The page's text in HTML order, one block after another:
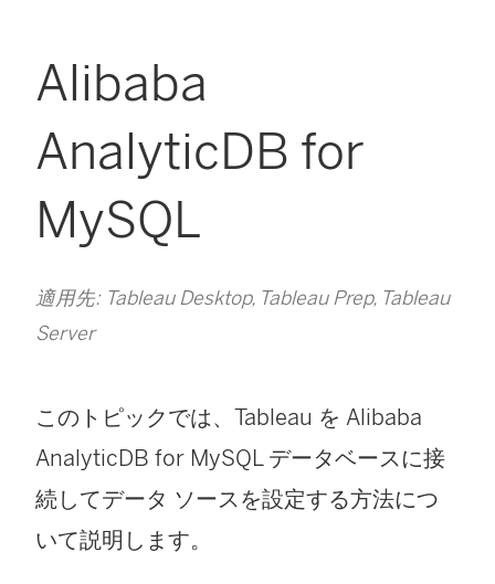
Alibaba
AnalyticDB for
MySQL
適用先: Tableau Desktop, Tableau Prep, Tableau
Server
このトピックでは、Tableau を Alibaba
AnalyticDB for MySQL データベースに接
続してデータ ソースを設定する方法につ
いて説明します。